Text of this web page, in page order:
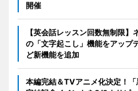
開催
【英会話レッスン回数無制限
の「文字起こし」機能をアッ
ど新機能を追加
本編完結＆TVアニメ化決定！「